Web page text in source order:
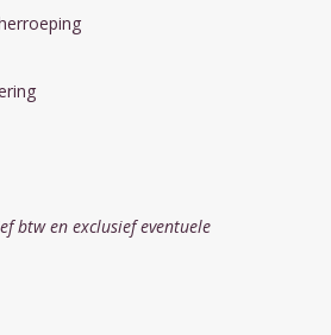
btw en exclusief eventuele